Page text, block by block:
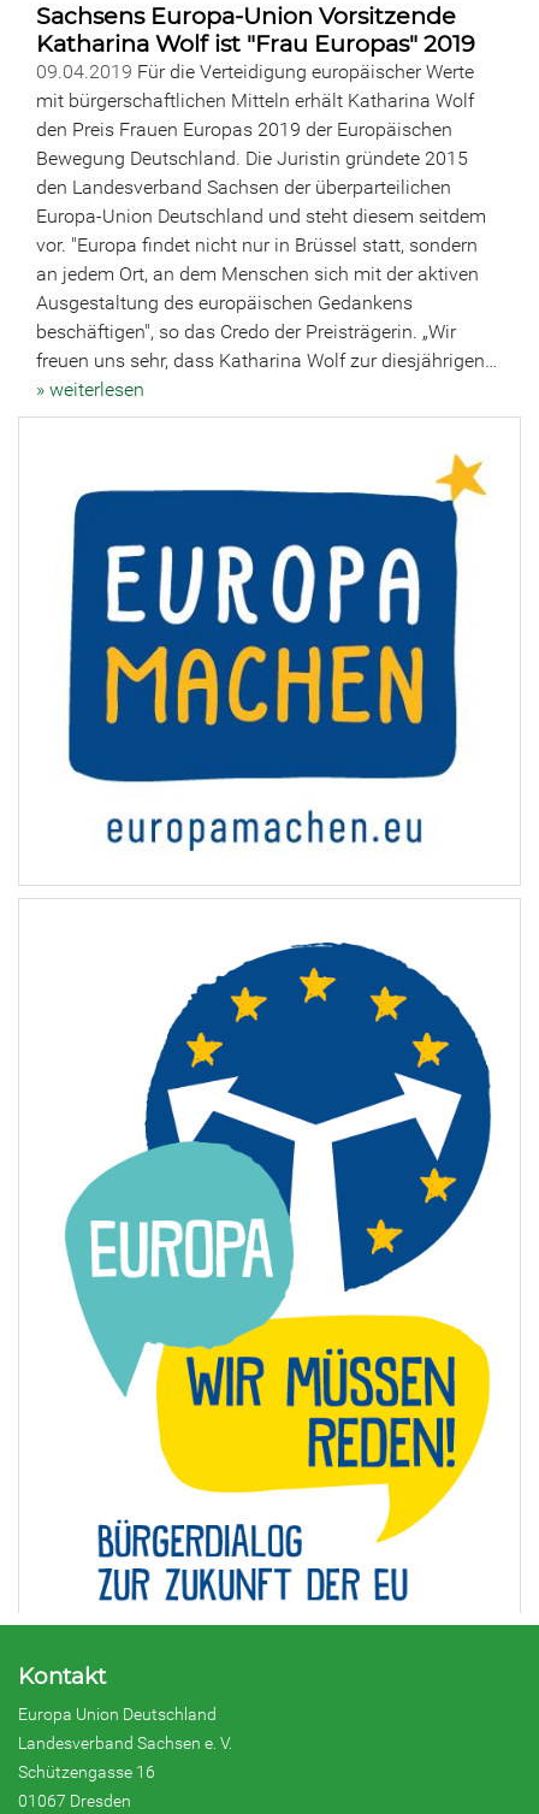
Sachsens Europa-Union Vorsitzende
Katharina Wolf ist "Frau Europas" 2019
09.04.2019 Für die Verteidigung europäischer Werte
mit bürgerschaftlichen Mitteln erhält Katharina Wolf
den Preis Frauen Europas 2019 der Europäischen
Bewegung Deutschland. Die Juristin gründete 2015
den Landesverband Sachsen der überparteilichen
Europa-Union Deutschland und steht diesem seitdem
vor. "Europa findet nicht nur in Brüssel statt, sondern
an jedem Ort, an dem Menschen sich mit der aktiven
Ausgestaltung des europäischen Gedankens
beschäftigen", so das Credo der Preisträgerin. „Wir
freuen uns sehr, dass Katharina Wolf zur diesjährigen…
» weiterlesen
Kontakt
Europa Union Deutschland
Landesverband Sachsen e. V.
Schützengasse 16
01067 Dresden